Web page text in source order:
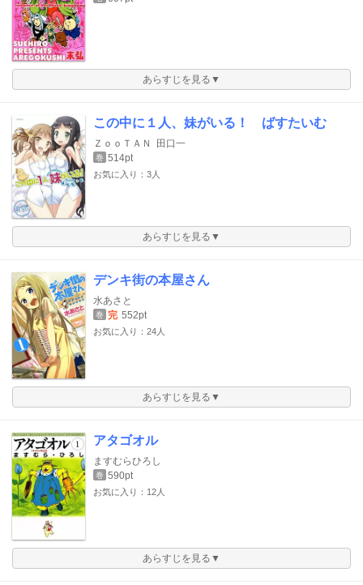
あらすじを見る▼
この中に１人、妹がいる！ ばすたいむ
ＺｏｏＴＡＮ 田口一
巻 514pt
お気に入り：3人
あらすじを見る▼
デンキ街の本屋さん
水あさと
巻 完 552pt
お気に入り：24人
あらすじを見る▼
アタゴオル
ますむらひろし
巻 590pt
お気に入り：12人
あらすじを見る▼